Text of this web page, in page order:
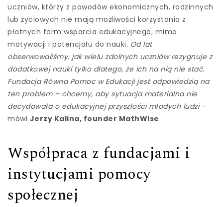
uczniów, którzy z powodów ekonomicznych, rodzinnych
lub życiowych nie mają możliwości korzystania z
płatnych form wsparcia edukacyjnego, mimo
motywacji i potencjału do nauki. Od lat
obserwowaliśmy, jak wielu zdolnych uczniów rezygnuje z
dodatkowej nauki tylko dlatego, że ich na nią nie stać.
Fundacja Równa Pomoc w Edukacji jest odpowiedzią na
ten problem – chcemy, aby sytuacja materialna nie
decydowała o edukacyjnej przyszłości młodych ludzi–
mówi Jerzy Kalina, founder MathWise.
Współpraca z fundacjami i
instytucjami pomocy
społecznej